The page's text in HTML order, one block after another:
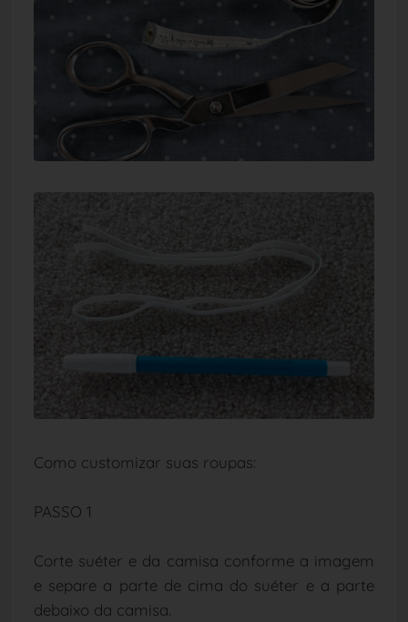
Como customizar suas roupas:
PASSO 1
Corte suéter e da camisa conforme a imagem
e separe a parte de cima do suéter e a parte
debaixo da camisa.